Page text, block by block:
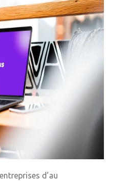
d’au